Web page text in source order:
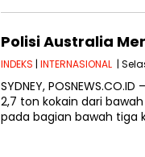
Polisi Australia
INDEKS | INTERNASIONAL |
SYDNEY,
2,7 ton kokain dari
pada bagian bawah tiga